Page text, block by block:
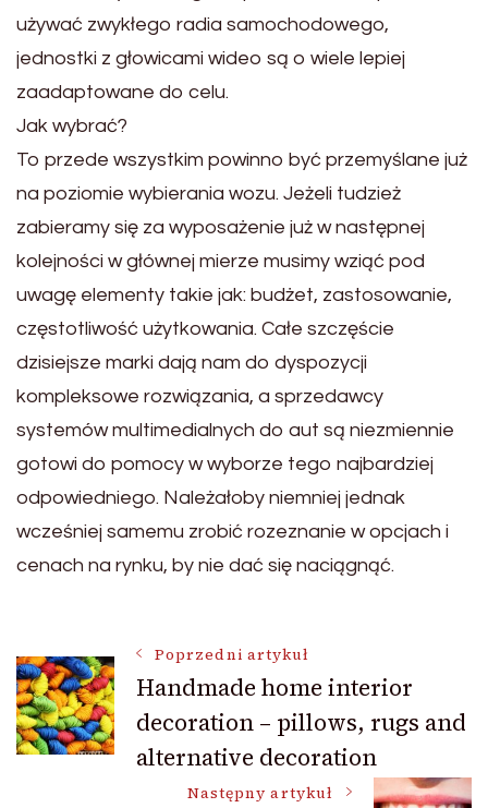
używać zwykłego radia samochodowego,
jednostki z głowicami wideo są o wiele lepiej
zaadaptowane do celu.
Jak wybrać?
To przede wszystkim powinno być przemyślane już
na poziomie wybierania wozu. Jeżeli tudzież
zabieramy się za wyposażenie już w następnej
kolejności w głównej mierze musimy wziąć pod
uwagę elementy takie jak: budżet, zastosowanie,
częstotliwość użytkowania. Całe szczęście
dzisiejsze marki dają nam do dyspozycji
kompleksowe rozwiązania, a sprzedawcy
systemów multimedialnych do aut są niezmiennie
gotowi do pomocy w wyborze tego najbardziej
odpowiedniego. Należałoby niemniej jednak
wcześniej samemu zrobić rozeznanie w opcjach i
cenach na rynku, by nie dać się naciągnąć.
Nawigacja
wpisu
Poprzedni artykuł
Handmade home interior
decoration – pillows, rugs and
alternative decoration
Następny artykuł